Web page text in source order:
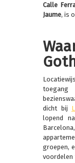
Calle
Jaume, is
dicht bij
lopend
groepen,
voordelen